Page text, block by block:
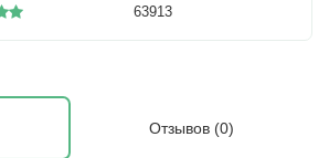
63913
Отзывов (0)